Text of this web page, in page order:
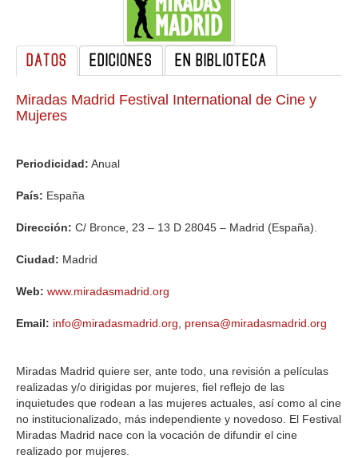
DOCUMENTALES
MUJERES
GALERIA
DATOS EDICIONES EN BIBLIOTECA
Miradas Madrid Festival International de Cine y
Mujeres
Periodicidad: Anual
País: España
Dirección: C/ Bronce, 23 – 13 D 28045 – Madrid (España).
Ciudad: Madrid
Web: www.miradasmadrid.org
Email: info@miradasmadrid.org prensa@miradasmadrid.org
Miradas Madrid quiere ser, ante todo, una revisión a películas
realizadas y/o dirigidas por mujeres, fiel reflejo de las
inquietudes que rodean a las mujeres actuales, así como al cine
no institucionalizado, más independiente y novedoso. El Festival
Miradas Madrid nace con la vocación de difundir el cine
realizado por mujeres.